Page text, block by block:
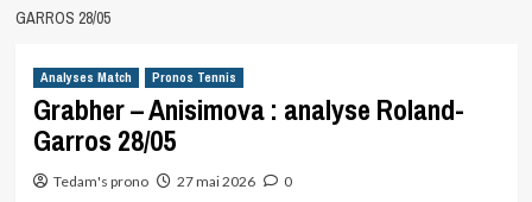
GARROS 28/05
Analyses Match Pronos Tennis
Grabher – Anisimova : analyse Roland-
Garros 28/05
Tedam's prono 27 mai 2026 0